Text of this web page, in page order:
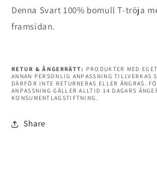
shirt
england
shirt
Denna Svart 100% bomull T-tröja
framsidan.
RETUR & ÅNGERRÄTT: PRODUKTER MED
ANNAN PERSONLIG ANPASSNING TILLVERKAS
DÄRFÖR INTE RETURNERAS ELLER ÅNGRAS.
ANPASSNING GÄLLER ALLTID 14 DAGARS
KONSUMENTLAGSTIFTNING.
Share